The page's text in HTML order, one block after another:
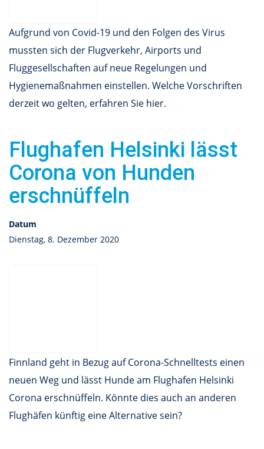
Aufgrund von Covid-19 und den Folgen des Virus
mussten sich der Flugverkehr, Airports und
Fluggesellschaften auf neue Regelungen und
Hygienemaßnahmen einstellen. Welche Vorschriften
derzeit wo gelten, erfahren Sie hier.
Flughafen Helsinki lässt
Corona von Hunden
erschnüffeln
Datum
Dienstag, 8. Dezember 2020
Finnland geht in Bezug auf Corona-Schnelltests einen
neuen Weg und lässt Hunde am Flughafen Helsinki
Corona erschnüffeln. Könnte dies auch an anderen
Flughäfen künftig eine Alternative sein?